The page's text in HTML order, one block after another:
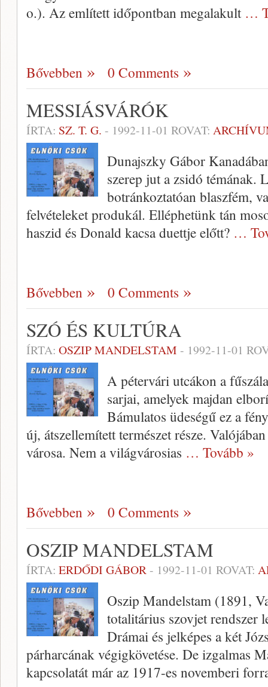
o.). Az említett időpontban megalakult …
Bővebben 0 Comments
MESSIÁSVÁRÓK
ÍRTA: SZ. T. G. - 1992-11-01 ROVAT:
Dunajszky Gábor
szerep jut a zsidó témának.
botránkoztatóan blaszfém,
felvételeket produkál. Elléphetünk tán
haszid és Donald kacsa duettje előtt? …
Bővebben 0 Comments
SZÓ ÉS KULTÚRA
ÍRTA: OSZIP MANDELSTAM - 1992-11-01
A pétervári utcákon a
sarjai, amelyek majdan
Bámulatos üdeségű ez a
új, átszellemített természet része.
városa. Nem a világvárosias … Tovább »
Bővebben 0 Comments
OSZIP MANDELSTAM
ÍRTA: ERDŐDI GÁBOR- 1992-11-01 ROVAT:
Oszip Mandelstam (1891,
totalitárius szovjet rendszer
Drámai és jelképes a két
párharcának végigkövetése. De izgalmas
kapcsolatát már az 1917-es novemberi